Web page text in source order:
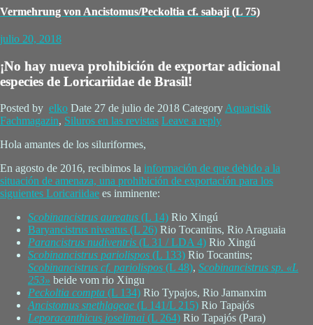
Vermehrung von Ancistomus/Peckoltia cf. sabaji (L 75)
julio 20, 2018
¡No hay nueva prohibición de exportar adicional
especies de Loricariidae de Brasil!
Posted by elko Date 27 de julio de 2018 Category Aquaristik
Fachmagazin, Siluros en las revistas Leave a reply
Hola amantes de los siluriformes,
En agosto de 2016, recibimos la información de que debido a la
situación de amenaza, una prohibición de exportación para los
siguientes Loricariidae es inminente:
Scobinancistrus aureatus (L 14) Rio Xingú
Baryancistrus niveatus (L 26) Rio Tocantins, Rio Araguaia
Parancistrus nudiventris (L 31 / LDA 4) Rio Xingú
Scobinancistrus pariolispos (L 133) Rio Tocantins;
Scobinancistrus cf. pariolispos (L 48), Scobinancistrus sp. «L
253» beide vom rio Xingu
Peckoltia compta (L 134) Rio Typajos, Rio Jamanxim
Ancistomus snethlageae (L 141/L 215) Rio Tapajós
Leporacanthicus joselimai (L 264) Rio Tapajós (Para)